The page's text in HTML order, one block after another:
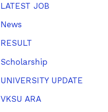
LATEST JOB
News
RESULT
Scholarship
UNIVERSITY UPDATE
VKSU ARA